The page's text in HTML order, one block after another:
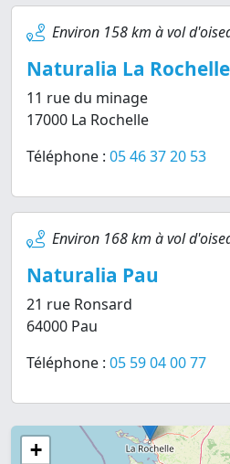
Environ 158 km à vol
Naturalia La Rochelle
11 rue du minage
17000 La Rochelle
Téléphone : 05 46 37 20 53
Environ 168 km à vol
Naturalia Pau
21 rue Ronsard
64000 Pau
Téléphone : 05 59 04 00 77
+